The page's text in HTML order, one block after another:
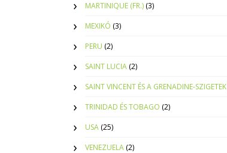
MARTINIQUE (FR.) (3)
MEXIKÓ (3)
PERU (2)
SAINT LUCIA (2)
SAINT VINCENT ÉS A GRENADINE-SZIGETEK
TRINIDAD ÉS TOBAGO (2)
USA (25)
VENEZUELA (2)